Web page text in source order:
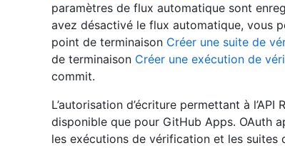
paramètres de flux automatique sont
avez désactivé le flux automatique, vous
point de terminaison Créer une suite de
de terminaison Créer une exécution de
commit.
L’autorisation d’écriture permettant à
disponible que pour GitHub Apps. OAuth
les exécutions de vérification et les suites